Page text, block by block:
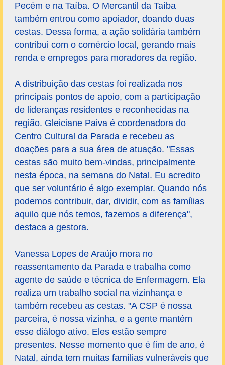
Pecém e na Taíba. O Mercantil da Taíba
também entrou como apoiador, doando duas
cestas. Dessa forma, a ação solidária também
contribui com o comércio local, gerando mais
renda e empregos para moradores da região.
A distribuição das cestas foi realizada nos
principais pontos de apoio, com a participação
de lideranças residentes e reconhecidas na
região. Gleiciane Paiva é coordenadora do
Centro Cultural da Parada e recebeu as
doações para a sua área de atuação. "Essas
cestas são muito bem-vindas, principalmente
nesta época, na semana do Natal. Eu acredito
que ser voluntário é algo exemplar. Quando nós
podemos contribuir, dar, dividir, com as famílias
aquilo que nós temos, fazemos a diferença",
destaca a gestora.
Vanessa Lopes de Araújo mora no
reassentamento da Parada e trabalha como
agente de saúde e técnica de Enfermagem. Ela
realiza um trabalho social na vizinhança e
também recebeu as cestas. "A CSP é nossa
parceira, é nossa vizinha, e a gente mantém
esse diálogo ativo. Eles estão sempre
presentes. Nesse momento que é fim de ano, é
Natal, ainda tem muitas famílias vulneráveis que